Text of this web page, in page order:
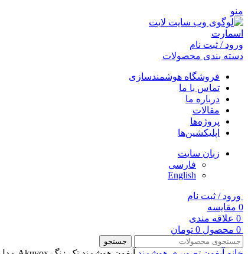
منو
ورود / ثبت نام
دسته بندی محصولات
فروشگاه هوشمندسازی
تماس با ما
درباره ما
مقالات
پروژه‌ها
اپلیکشین‌ها
زبان سایت
فارسی
English
ورود / ثبت نام
0 مقایسه
0 علاقه مندی
0 محصول 0 تومان
جستجو